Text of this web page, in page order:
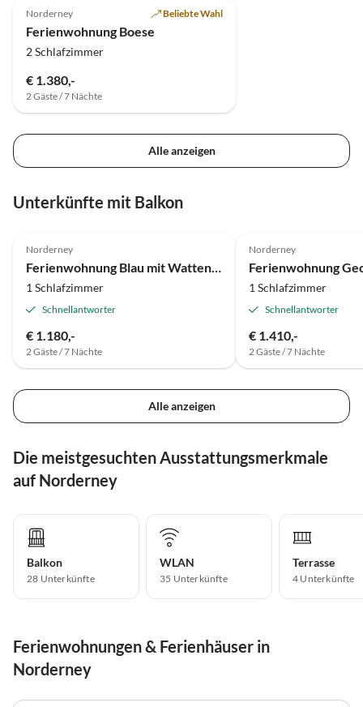
Norderney Beliebte Wahl
Ferienwohnung Boese
2 Schlafzimmer
€ 1.380,-
2 Gäste / 7 Nächte
Alle anzeigen
Unterkünfte mit Balkon
Norderney
Ferienwohnung Blau mit Wattenmeerblick
1 Schlafzimmer
Schnellantworter
€ 1.180,-
2 Gäste / 7 Nächte
Norderney
1 Schlafzimmer
Schnellantworter
€ 1.410,-
2 Gäste / 7 Nächte
Alle anzeigen
Die meistgesuchten Ausstattungsmerkmale
auf Norderney
Balkon
28 Unterkünfte
WLAN
35 Unterkünfte
Terrasse
4 Unterkünfte
Ferienwohnungen & Ferienhäuser in
Norderney